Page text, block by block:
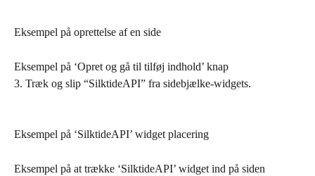
Eksempel på oprettelse af en side
Eksempel på ‘Opret og gå til tilføj indhold’ knap
3. Træk og slip “SilktideAPI” fra sidebjælke-widgets.
Eksempel på ‘SilktideAPI’ widget placering
Eksempel på at trække ‘SilktideAPI’ widget ind på siden